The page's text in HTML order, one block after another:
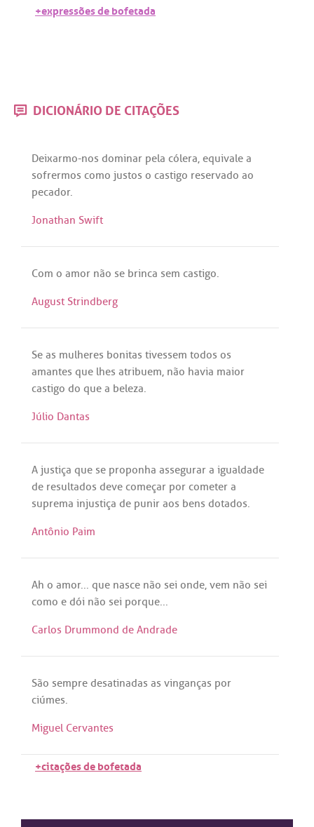
+expressões de bofetada
DICIONÁRIO DE CITAÇÕES
Deixarmo-nos dominar pela cólera, equivale a
sofrermos como justos o castigo reservado ao
pecador.
Jonathan Swift
Com o amor não se brinca sem castigo.
August Strindberg
Se as mulheres bonitas tivessem todos os
amantes que lhes atribuem, não havia maior
castigo do que a beleza.
Júlio Dantas
A justiça que se proponha assegurar a igualdade
de resultados deve começar por cometer a
suprema injustiça de punir aos bens dotados.
Antônio Paim
Ah o amor... que nasce não sei onde, vem não sei
como e dói não sei porque...
Carlos Drummond de Andrade
São sempre desatinadas as vinganças por
ciúmes.
Miguel Cervantes
+citações de bofetada